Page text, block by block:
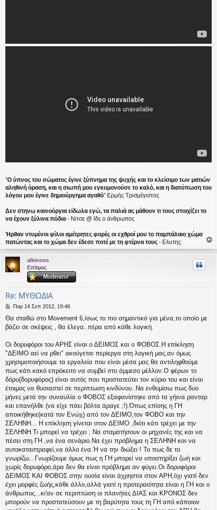
"Ο ύπνος του σώματος έγινε ξύπνημα της ψυχής και το κλείσιμο των ματιών
αληθινή όραση, και η σιωπή μου εγκυμονούσε το καλό, και η διατύπωση του
λόγου μου έγινε δημιούργημα αγαθό" Ερμής Τρισμέγιστος
Δεν στηνω καινούργια είδωλα εγώ, τα παλιά ας μάθουν τι τους στοιχίζει το
να έχουν ξύλινα πόδια - Νιτσε @ Ιδε ο άνθρωπος
Ήρθαν ντυμένοι φίλοι αμέτρητες φορές οι εχθροί μου το παμπάλαιο χώμα
πατώντας και το χώμα δεν έδεσε ποτέ με τη φτέρνα τους - Ελυτης
ρ
alkinoos
Επίτιμος
Re: ΜΥΘΩΔΙΑ
Δ
μ
ο
ί
ε
υ
σ
η
Παρ 14 Σεπ 2012, 19:46
Θα σταθώ στο Movement 6,ίσως το πιο σημαντικό για μένα,το οποίο με
βάζει σε σκέψεις , θα έλεγα..πέρα από κάθε λογική.
Οι δορυφόροι του ΑΡΗΣ είναι ο ΔΕΙΜΟΣ και ο ΦΟΒΟΣ.Η επίκληση
"ΔΕΙΜΟ αεί να ρθει" ακούγεται περίεργα στη λογική μας,αν όμως
χρησιμοποιήσουμε τα εργαλεία που είναι μέσα μας θα αντιληφθούμε
πως κάτι κακό επρόκειτο να συμβεί στο άμμεσο μέλλον.Ο φέρων το
δόρυ(δορυφόρος) είναι αυτός που προστατεύτει τον κύριο του και είναι
έτοιμος να θυσιαστεί σε περίπτωση κινδύνου..Να ενθυμίσω πως δυο
μήνες μετά την συναυλία ο ΦΟΒΟΣ εξαφανίστηκε από τα γήινα ρανταρ
και επανήλθε (να είχε πάει βόλτα άραγε ;!).Όπως επίσης η ΓΗ
αποικήθηκε(κατά τον Ενώχ) από τον ΔΕΙΜΟ,τον ΦΟΒΟ και την
ΣΕΛΗΝΗ... Η επίκληση γίνεται στον ΔΕΙΜΟ ,διότι κάτι τρέχει με την
ΣΕΛΗΝΗ.Τι μπορεί να τρέχει ; Να σταματήσουν οι μηχανές της και να
πέσει στη ΓΗ ,να ένα σενάριο.Να έχει πρόβλημα η ΣΕΛΗΝΗ και να
αυτοκαταστραφεί,να άλλο ένα.Ή να την διώξει ! Το πως δε το
γνωρίζω...Γνωρίζουμε όμως πως η ΓΗ μπορεί να υποστηρίξει ζωή και
χωρίς δορυφόρο,άρα δεν θα είναι πρόβλημα αν φύγει.Οι δορυφόροι
ΔΕΙΜΟΣ ΚΑΙ ΦΟΒΟΣ στην ουσία είναι άχρηστοι στον ΑΡΗ,όχι γιατί δεν
έχει μορφές ζωής,κάθε άλλο,αλλά γιατί η προτεραιότητα είναι η ΓΗ και ο
άνθρωπος...κι'αν σε περιπτώση οι πλανήτες ΔΙΑΣ και ΚΡΟΝΟΣ δεν
μπορούν να προστατεύσουν με τη βαρύτητα τους τη ΓΗ από κάποιον